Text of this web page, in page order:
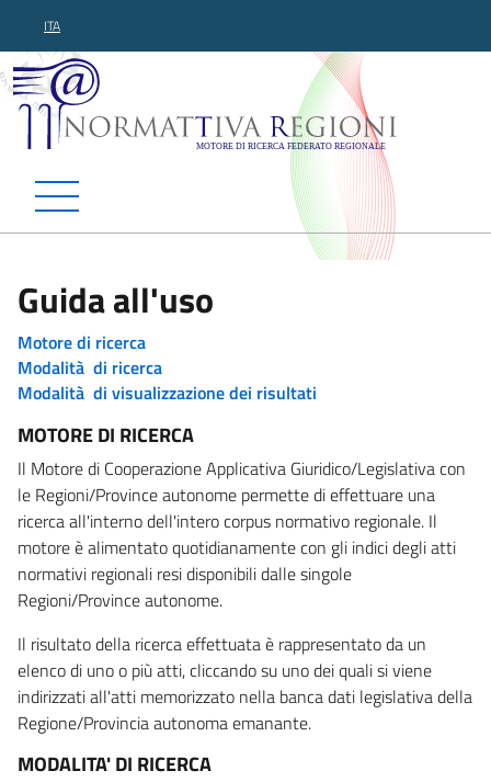
ITA
Normattiva Regioni -
Guida all'uso
Motore di ricerca
Modalità di ricerca
Modalità di visualizzazione dei risultati
MOTORE DI RICERCA
Il Motore di Cooperazione Applicativa Giuridico/Legislativa con
le Regioni/Province autonome permette di effettuare una
ricerca all'interno dell'intero corpus normativo regionale. Il
motore è alimentato quotidianamente con gli indici degli atti
normativi regionali resi disponibili dalle singole
Regioni/Province autonome.
Il risultato della ricerca effettuata è rappresentato da un
elenco di uno o più atti, cliccando su uno dei quali si viene
indirizzati all'atti memorizzato nella banca dati legislativa della
Regione/Provincia autonoma emanante.
MODALITA' DI RICERCA